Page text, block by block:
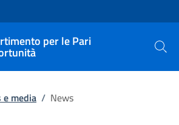
per le Pari
Cerca
e media / News